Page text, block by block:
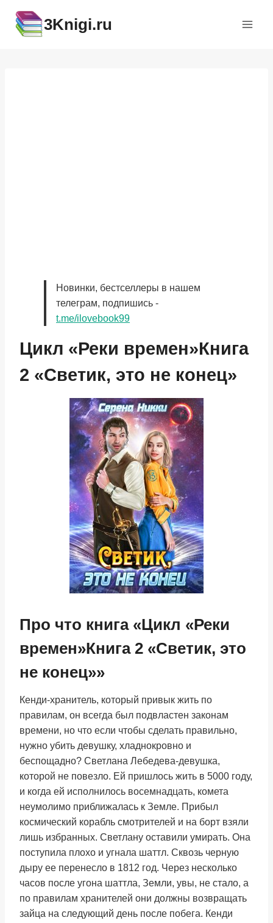
содержимому
3Knigi.ru
Новинки, бестселлеры в нашем
телеграм, подпишись -
t.me/ilovebook99
Цикл «Реки времен»Книга
2 «Светик, это не конец»
Про что книга «Цикл «Реки
времен»Книга 2 «Светик, это
не конец»»
Кенди-хранитель, который привык жить по
правилам, он всегда был подвластен законам
времени, но что если чтобы сделать правильно,
нужно убить девушку, хладнокровно и
беспощадно? Светлана Лебедева-девушка,
которой не повезло. Ей пришлось жить в 5000 году,
и когда ей исполнилось восемнадцать, комета
неумолимо приближалась к Земле. Прибыл
космический корабль смотрителей и на борт взяли
лишь избранных. Светлану оставили умирать. Она
поступила плохо и угнала шаттл. Сквозь черную
дыру ее перенесло в 1812 год. Через несколько
часов после угона шаттла, Земли, увы, не стало, а
по правилам хранителей они должны возвращать
зайца на следующий день после побега. Кенди